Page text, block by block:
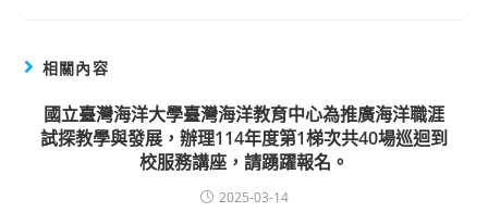
相關內容
國立臺灣海洋大學臺灣海洋教育中心為推廣海洋職涯
試探教學與發展，辦理114年度第1梯次共40場巡迴到
校服務講座，請踴躍報名。
2025-03-14